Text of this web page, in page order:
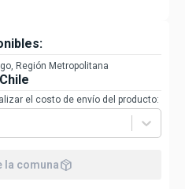
Región Metropolitana
el costo de envío del producto:
la comunapackage_2